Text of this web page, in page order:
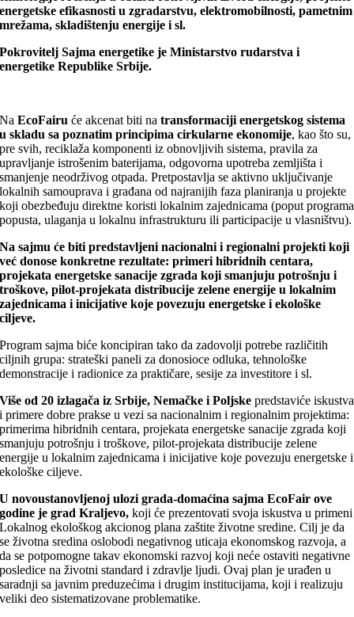
energetske efikasnosti u zgradarstvu, elektromobilnosti, pametnim
mrežama, skladištenju energije i sl.
Pokrovitelj Sajma energetike je Ministarstvo rudarstva i
energetike Republike Srbije.
NaEcoFairu će akcenat biti natransformaciji energetskog sistema
u skladu sa poznatim principima cirkularne ekonomije, kao što su,
pre svih, reciklaža komponenti iz obnovljivih sistema, pravila za
upravljanje istrošenim baterijama, odgovorna upotreba zemljišta i
smanjenje neodrživog otpada. Pretpostavlja se aktivno uključivanje
lokalnih samouprava i građana od najranijih faza planiranja u projekte
koji obezbeđuju direktne koristi lokalnim zajednicama (poput programa
popusta, ulaganja u lokalnu infrastrukturu ili participacije u vlasništvu).
Na sajmu će biti predstavljeni nacionalni i regionalni projekti koji
već donose konkretne rezultate: primeri hibridnih centara,
projekata energetske sanacije zgrada koji smanjuju potrošnju i
troškove, pilot-projekata distribucije zelene energije u lokalnim
zajednicama i inicijative koje povezuju energetske i ekološke
ciljeve.
Program sajma biće koncipiran tako da zadovolji potrebe različitih
ciljnih grupa: strateški paneli za donosioce odluka, tehnološke
demonstracije i radionice za praktičare, sesije za investitore i sl.
Više od 20 izlagača iz Srbije, Nemačke i Poljskepredstaviće iskustva
i primere dobre prakse u vezi sa nacionalnim i regionalnim projektima:
primerima hibridnih centara, projekata energetske sanacije zgrada koji
smanjuju potrošnju i troškove, pilot-projekata distribucije zelene
energije u lokalnim zajednicama i inicijative koje povezuju energetske i
ekološke ciljeve.
U novoustanovljenoj ulozi grada-domaćina sajma EcoFair ove
godine je grad Kraljevo, koji će prezentovati svoja iskustva u primeni
Lokalnog ekološkog akcionog plana zaštite životne sredine. Cilj je da
se životna sredina oslobodi negativnog uticaja ekonomskog razvoja, a
da se potpomogne takav ekonomski razvoj koji neće ostaviti negativne
posledice na životni standard i zdravlje ljudi. Ovaj plan je urađen u
saradnji sa javnim preduzećima i drugim institucijama, koji i realizuju
veliki deo sistematizovane problematike.